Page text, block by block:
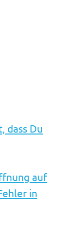
dass Du
auf
in